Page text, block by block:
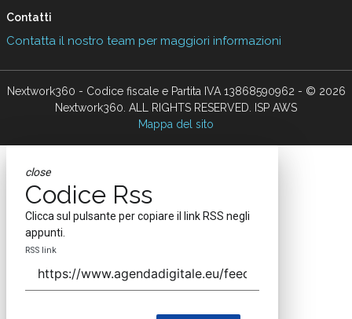
Contatti
Contatta il nostro team per maggiori informazioni
Nextwork360 - Codice fiscale e Partita IVA 13868590962 - © 2026
Nextwork360. ALL RIGHTS RESERVED. ISP AWS
Mappa del sito
close
Codice Rss
Clicca sul pulsante per copiare il link RSS negli
appunti.
RSS link